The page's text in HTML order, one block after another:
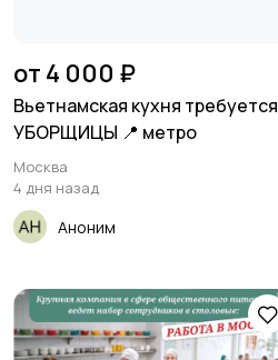
от 4 000 ₽
Вьетнамская кухня требуется
УБОРЩИЦЫ 📍 метро
Москва
4 дня назад
Аноним